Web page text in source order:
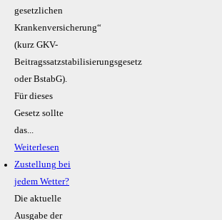
gesetzlichen
Krankenversicherung“
(kurz GKV-
Beitragssatzstabilisierungsgesetz
oder BstabG).
Für dieses
Gesetz sollte
das...
Weiterlesen
Zustellung bei
jedem Wetter?
Die aktuelle
Ausgabe der